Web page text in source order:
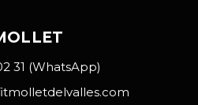
31 (WhatsApp)